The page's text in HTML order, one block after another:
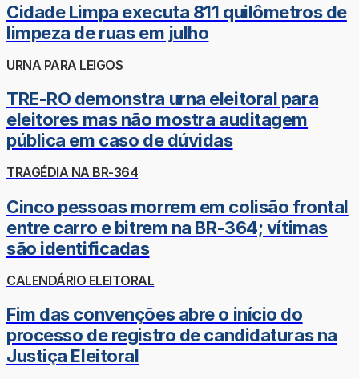
Cidade Limpa executa 811 quilômetros de
limpeza de ruas em julho
URNA PARA LEIGOS
TRE-RO demonstra urna eleitoral para
eleitores mas não mostra auditagem
pública em caso de dúvidas
TRAGÉDIA NA BR-364
Cinco pessoas morrem em colisão frontal
entre carro e bitrem na BR-364; vítimas
são identificadas
CALENDÁRIO ELEITORAL
Fim das convenções abre o início do
processo de registro de candidaturas na
Justiça Eleitoral